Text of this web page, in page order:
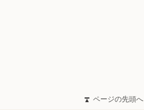
ページの先頭へ